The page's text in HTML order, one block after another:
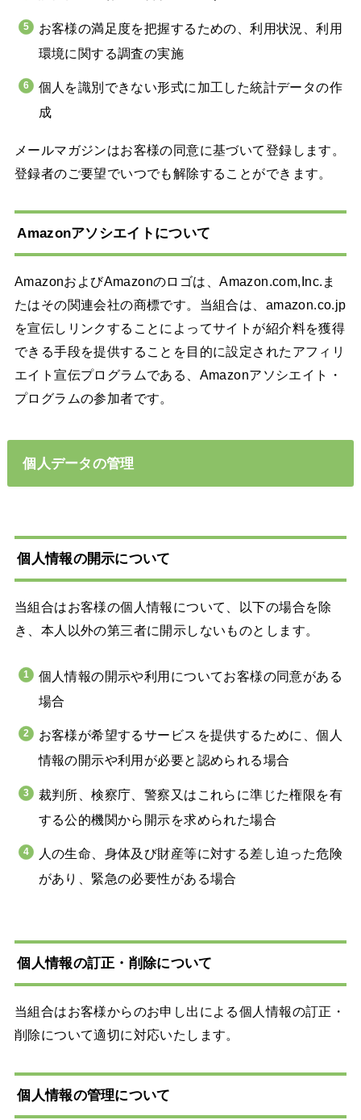
お客様の満足度を把握するための、利用状況、利用
環境に関する調査の実施
個人を識別できない形式に加工した統計データの作
成
メールマガジンはお客様の同意に基づいて登録します。
登録者のご要望でいつでも解除することができます。
Amazonアソシエイトについて
AmazonおよびAmazonのロゴは、Amazon.com,Inc.ま
たはその関連会社の商標です。当組合は、amazon.co.jp
を宣伝しリンクすることによってサイトが紹介料を獲得
できる手段を提供することを目的に設定されたアフィリ
エイト宣伝プログラムである、Amazonアソシエイト・
プログラムの参加者です。
個人データの管理
個人情報の開示について
当組合はお客様の個人情報について、以下の場合を除
き、本人以外の第三者に開示しないものとします。
個人情報の開示や利用についてお客様の同意がある
場合
お客様が希望するサービスを提供するために、個人
情報の開示や利用が必要と認められる場合
裁判所、検察庁、警察又はこれらに準じた権限を有
する公的機関から開示を求められた場合
人の生命、身体及び財産等に対する差し迫った危険
があり、緊急の必要性がある場合
個人情報の訂正・削除について
当組合はお客様からのお申し出による個人情報の訂正・
削除について適切に対応いたします。
個人情報の管理について